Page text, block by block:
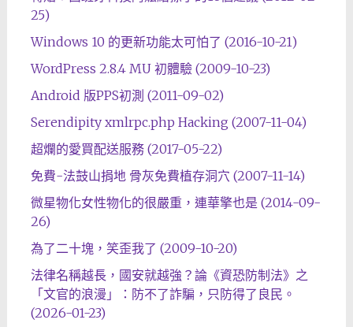
25)
Windows 10 的更新功能太可怕了 (2016-10-21)
WordPress 2.8.4 MU 初體驗 (2009-10-23)
Android 版PPS初測 (2011-09-02)
Serendipity xmlrpc.php Hacking (2007-11-04)
超爛的愛買配送服務 (2017-05-22)
免費-法鼓山捐地 骨灰免費植存洞穴 (2007-11-14)
微星物化女性物化的很嚴重，連華擎也是 (2014-09-
26)
為了二十塊，笑歪我了 (2009-10-20)
法律名稱越長，國安就越強？論《資恐防制法》之
「文官的浪漫」：防不了詐騙，只防得了良民。
(2026-01-23)